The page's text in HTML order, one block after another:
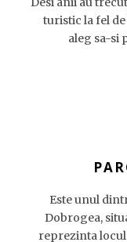
turistic la fel
aleg sa-si
Este unul
Dobrogea,
reprezinta